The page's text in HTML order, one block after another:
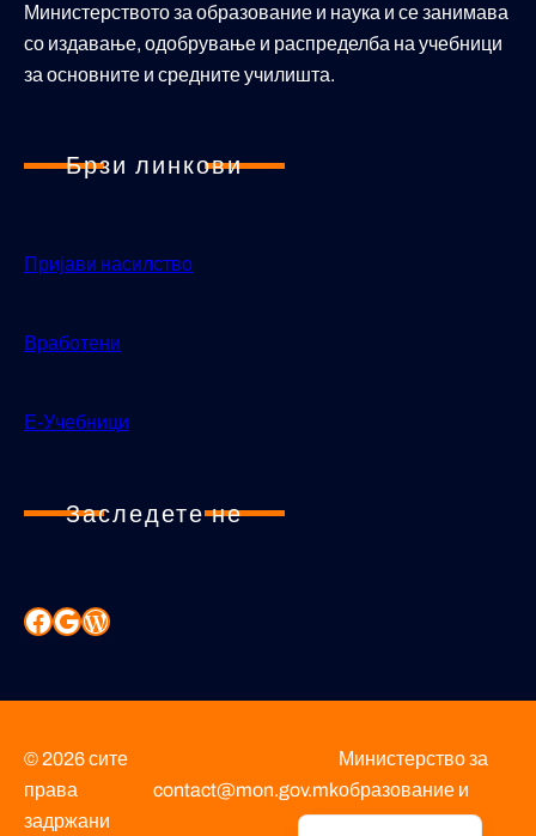
Министерството за образование и наука и се занимава
со издавање, одобрување и распределба на учебници
за основните и средните училишта.
Брзи линкови
Пријави насилство
Вработени
Е-Учебници
Заследете не
© 2026 сите
права
задржани
contact@mon.gov.mk
Министерство за
образование и
наука